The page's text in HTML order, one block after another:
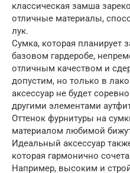
классическая замша
отличные материалы,
лук.
Сумка, которая планирует
базовом гардеробе,
отличным качеством и
допустим, но только в
аксессуар не будет
другими элементами
Оттенок фурнитуры на
материалом любимой
Идеальный аксессуар
которая гармонично
Например, высоким и